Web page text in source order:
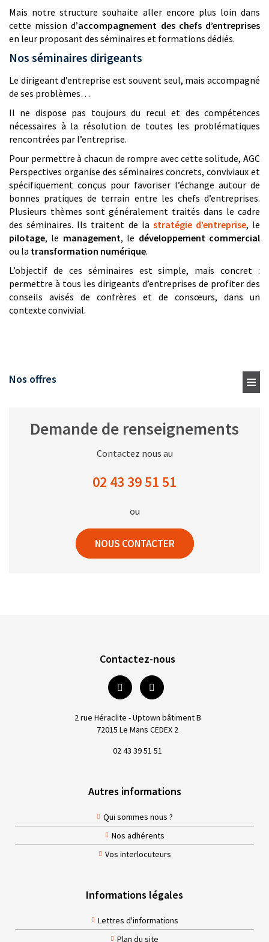
Mais notre structure souhaite aller encore plus loin dans
cette mission d’accompagnement des chefs d’entreprises
en leur proposant des séminaires et formations dédiés.
Nos séminaires dirigeants
Le dirigeant d’entreprise est souvent seul, mais accompagné
de ses problèmes…
Il ne dispose pas toujours du recul et des compétences
nécessaires à la résolution de toutes les problématiques
rencontrées par l’entreprise.
Pour permettre à chacun de rompre avec cette solitude, AGC
Perspectives organise des séminaires concrets, conviviaux et
spécifiquement conçus pour favoriser l’échange autour de
bonnes pratiques de terrain entre les chefs d’entreprises.
Plusieurs thèmes sont généralement traités dans le cadre
des séminaires. Ils traitent de la stratégie d’entreprise, le
pilotage, le management, le développement commercial
ou la transformation numérique.
L’objectif de ces séminaires est simple, mais concret :
permettre à tous les dirigeants d’entreprises de profiter des
conseils avisés de confrères et de consœurs, dans un
contexte convivial.
Nos offres
Demande de renseignements
Contactez nous au
02 43 39 51 51
ou
NOUS CONTACTER
Contactez-nous
2 rue Héraclite - Uptown bâtiment B
72015 Le Mans CEDEX 2
02 43 39 51 51
Autres informations
Qui sommes nous ?
Nos adhérents
Vos interlocuteurs
Informations légales
Lettres d'informations
Plan du site